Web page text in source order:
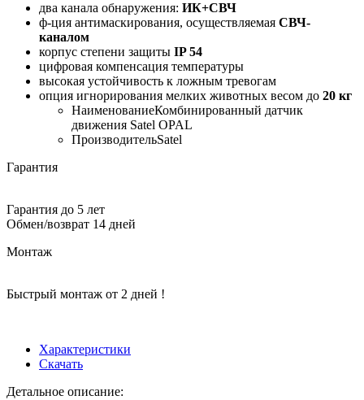
два канала обнаружения: ИК+СВЧ
ф-ция антимаскирования, осуществляемая СВЧ-
каналом
корпус степени защиты IP 54
цифровая компенсация температуры
высокая устойчивость к ложным тревогам
опция игнорирования мелких животных весом до 20 кг
НаименованиеКомбинированный датчик
движения Satel OPAL
ПроизводительSatel
Гарантия
Гарантия до 5 лет
Обмен/возврат 14 дней
Монтаж
Быстрый монтаж от 2 дней !
Характеристики
Скачать
Детальное описание: